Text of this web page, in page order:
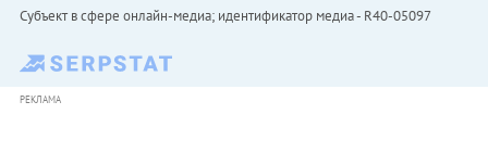
Субъект в сфере онлайн-медиа; идентификатор медиа - R40-05097
РЕКЛАМА